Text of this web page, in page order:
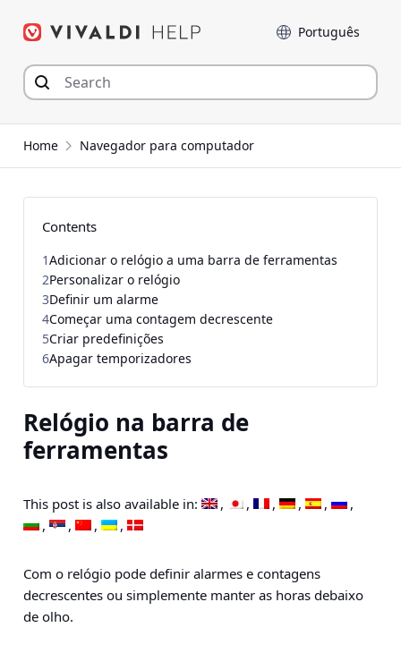
para
conteúdo
Idioma
Home Navegador para computador
Relógio na barra de
ferramentas
This post is also available in:
Com o relógio pode definir alarmes e contagens
decrescentes ou simplemente manter as horas debaixo
de olho.
Contents
1Adicionar o relógio a uma barra de ferramentas
2Personalizar o relógio
3Definir um alarme
4Começar uma contagem decrescente
5Criar predefinições
6Apagar temporizadores